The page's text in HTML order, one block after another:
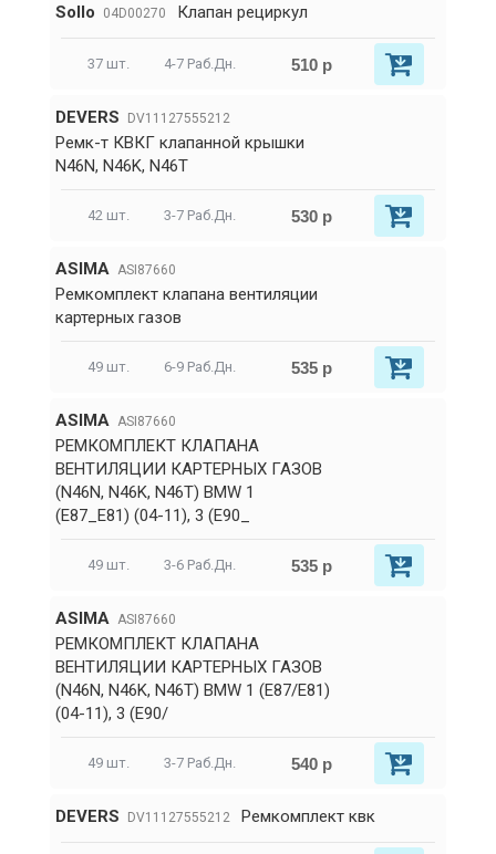
Sollo 04D00270 Клапан рециркул
37 шт. 4-7 Раб.Дн. 510 р
DEVERS DV11127555212
Ремк-т КВКГ клапанной крышки
N46N, N46K, N46T
42 шт. 3-7 Раб.Дн. 530 р
ASIMA ASI87660
Ремкомплект клапана вентиляции
картерных газов
49 шт. 6-9 Раб.Дн. 535 р
ASIMA ASI87660
РЕМКОМПЛЕКТ КЛАПАНА
ВЕНТИЛЯЦИИ КАРТЕРНЫХ ГАЗОВ
(N46N, N46K, N46T) BMW 1
(E87_E81) (04-11), 3 (E90_
49 шт. 3-6 Раб.Дн. 535 р
ASIMA ASI87660
РЕМКОМПЛЕКТ КЛАПАНА
ВЕНТИЛЯЦИИ КАРТЕРНЫХ ГАЗОВ
(N46N, N46K, N46T) BMW 1 (E87/E81)
(04-11), 3 (E90/
49 шт. 3-7 Раб.Дн. 540 р
DEVERS DV11127555212 Ремкомплект квк